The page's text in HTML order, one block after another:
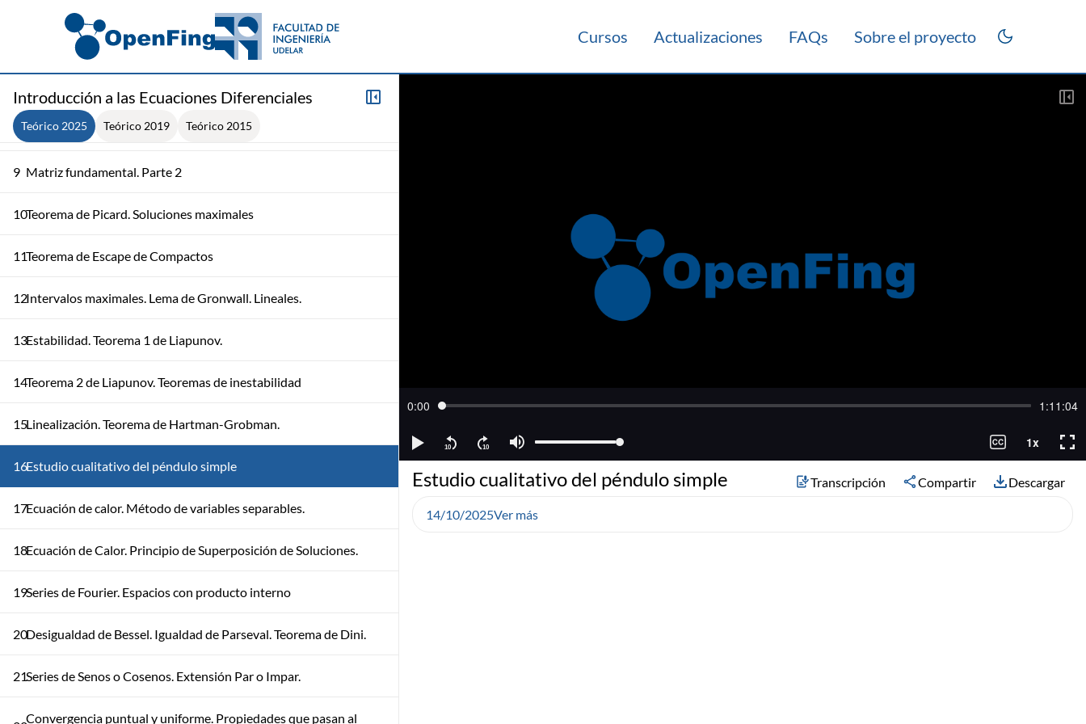
Cursos Actualizaciones FAQs Sobre el proyecto
Introducción a las Ecuaciones Diferenciales
Teórico 2025 Teórico 2019 Teórico 2015
Lineales en R^2: Caso Jordan
8 Estabilidad de Ecuaciones Lineales. Matriz Fundamental
9 Matriz fundamental. Parte 2
10Teorema de Picard. Soluciones maximales
11Teorema de Escape de Compactos
12Intervalos maximales. Lema de Gronwall. Lineales.
13Estabilidad. Teorema 1 de Liapunov.
14Teorema 2 de Liapunov. Teoremas de inestabilidad
15Linealización. Teorema de Hartman-Grobman.
16Estudio cualitativo del péndulo simple
17Ecuación de calor. Método de variables separables.
18Ecuación de Calor. Principio de Superposición de Soluciones.
19Series de Fourier. Espacios con producto interno
20Desigualdad de Bessel. Igualdad de Parseval. Teorema de Dini.
21Series de Senos o Cosenos. Extensión Par o Impar.
Convergencia puntual y uniforme. Propiedades que pasan al
Estudio cualitativo del péndulo simple Transcripción Compartir Descargar
14/10/2025Ver más